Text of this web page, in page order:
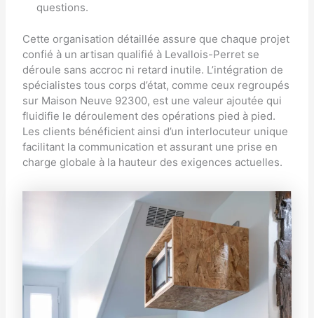
questions.
Cette organisation détaillée assure que chaque projet
confié à un artisan qualifié à Levallois-Perret se
déroule sans accroc ni retard inutile. L’intégration de
spécialistes tous corps d’état, comme ceux regroupés
sur Maison Neuve 92300, est une valeur ajoutée qui
fluidifie le déroulement des opérations pied à pied.
Les clients bénéficient ainsi d’un interlocuteur unique
facilitant la communication et assurant une prise en
charge globale à la hauteur des exigences actuelles.